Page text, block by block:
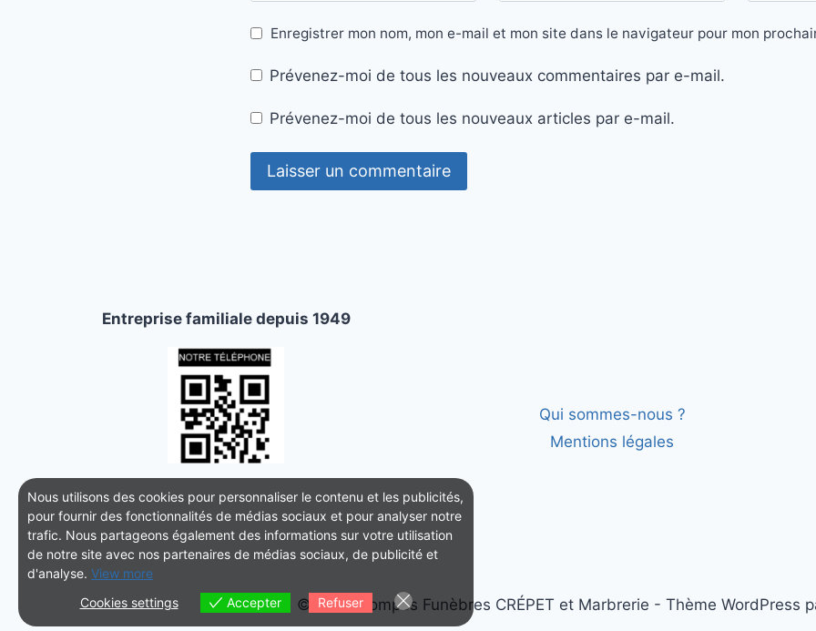
Enregistrer mon nom, mon e-mail et mon site dans le navigateur pour mon
Prévenez-moi de tous les nouveaux commentaires par e-mail.
Prévenez-moi de tous les nouveaux articles par e-mail.
Entreprise familiale depuis 1949
Qui sommes-nous ?
Mentions légales
© 2026 Pompes Funèbres CRÉPET et Marbrerie - Thème WordPress
Nous utilisons des cookies pour personnaliser le contenu et les publicités,
pour fournir des fonctionnalités de médias sociaux et pour analyser notre
trafic. Nous partageons également des informations sur votre utilisation
de notre site avec nos partenaires de médias sociaux, de publicité et
d'analyse. View more
Cookies settings
Accepter Refuser